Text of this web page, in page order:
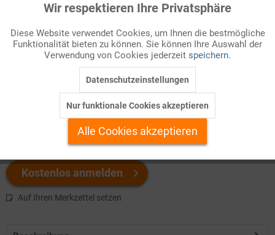
Grundlegende Informationen über die OECD: eine Karte ihrer
Mitgliedstaaten und ein Schema ihrer Organisation. Den Text
dazu finden Sie unter der Kennzahl 622003!
Welchen Download brauchen Sie?
s/w-Version
Kostenlos anmelden
Auf Ihren Merkzettel setzen
Funktionale Aktiv
Marketing Inaktiv
Personalisierung Inaktiv
Service
Wir respektieren Ihre Privatsphäre
Diese Website verwendet Cookies, um Ihnen die bestmögliche
Funktionalität bieten zu können. Sie können Ihre Auswahl der
Verwendung von Cookies jederzeit speichern.
Datenschutzeinstellungen
Nur funktionale Cookies akzeptieren
Alle Cookies akzeptieren